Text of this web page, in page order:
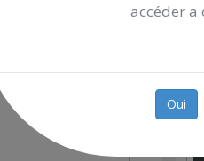
20.00 €
accéder a
Oui